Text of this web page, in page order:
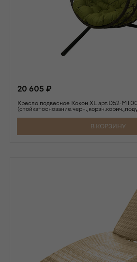
20 605 ₽
Кресло подвесное Кокон XL арт.D52-
В КОРЗИНУ